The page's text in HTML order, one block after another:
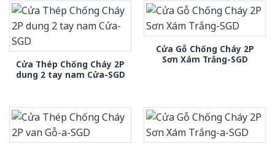
Cửa Thép Chống Cháy 2P
dung 2 tay nam Cửa-SGD
Cửa Gỗ Chống Cháy 2P
Sơn Xám Trắng-SGD